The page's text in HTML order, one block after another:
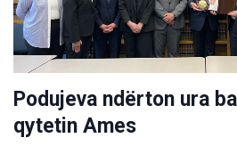
Podujeva ndërton ura
qytetin Ames